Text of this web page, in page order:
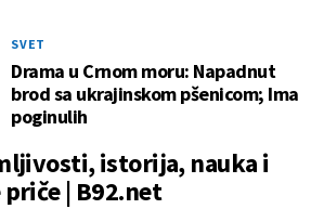
SVET
Drama u Crnom moru: Napadnut
brod sa ukrajinskom pšenicom; Ima
poginulih
istorija, nauka i
| B92.net